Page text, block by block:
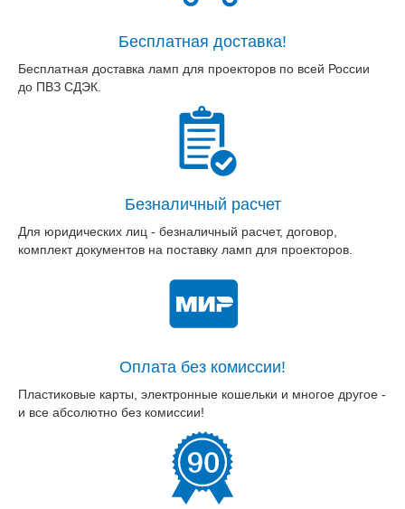
Бесплатная доставка!
Бесплатная доставка ламп для проекторов по всей России
до ПВЗ СДЭК.
Безналичный расчет
Для юридических лиц - безналичный расчет, договор,
комплект документов на поставку ламп для проекторов.
Оплата без комиссии!
Пластиковые карты, электронные кошельки и многое другое -
и все абсолютно без комиссии!